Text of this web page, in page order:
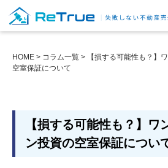
HOME > コラム一覧 >
【損する可能性も？】
空室保証について
【損する可能性も？】ワ
ン投資の空室保証につい